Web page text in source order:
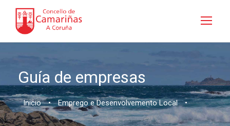
Guía de empresas
Inicio • Emprego e Desenvolvemento Local •